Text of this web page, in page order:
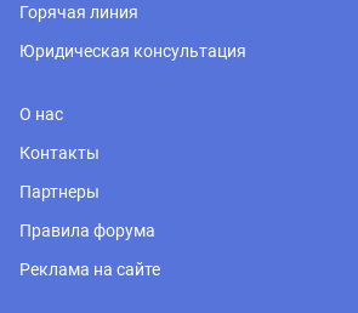
Горячая линия
Юридическая консультация
О нас
Контакты
Партнеры
Правила форума
Реклама на сайте